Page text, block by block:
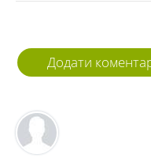
Додати